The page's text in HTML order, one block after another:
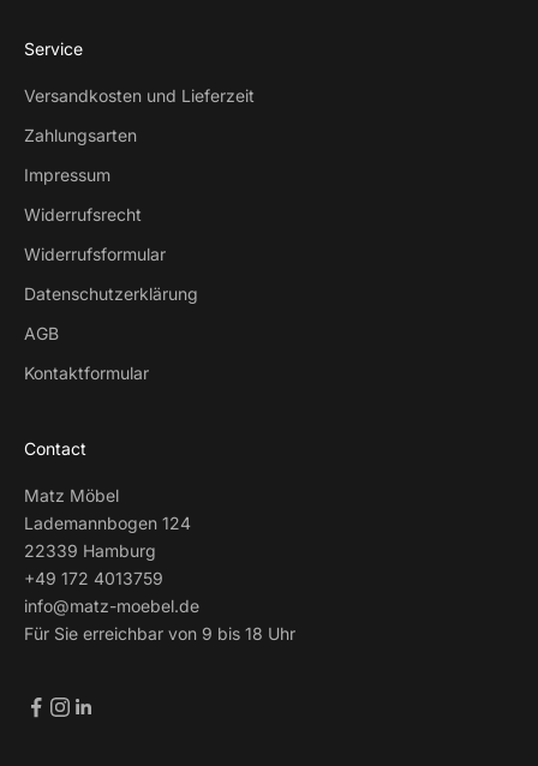
Service
Versandkosten und Lieferzeit
Zahlungsarten
Impressum
Widerrufsrecht
Widerrufsformular
Datenschutzerklärung
AGB
Kontaktformular
Contact
Matz Möbel
Lademannbogen 124
22339 Hamburg
+49 172 4013759
info@matz-moebel.de
Für Sie erreichbar von 9 bis 18 Uhr